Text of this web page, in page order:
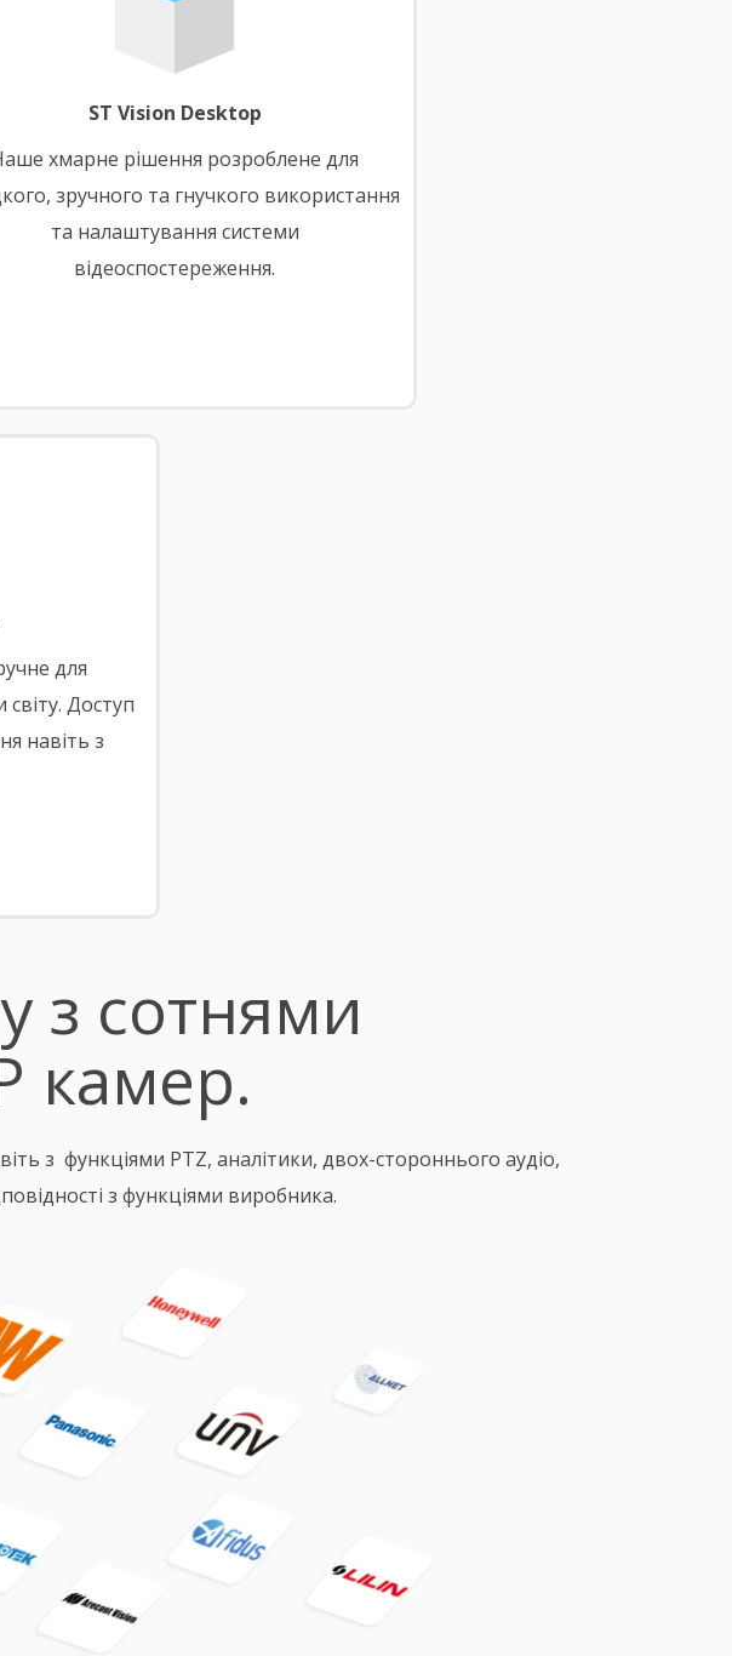
ST Vision Desktop
хмарне рішення розроблене для
зручного та гнучкого використання
та налаштування системи
відеоспостереження.
для
Доступ
навіть з
з сотнями
камер.
з функціями PTZ, аналітики, двох-стороннього аудіо,
з функціями виробника.